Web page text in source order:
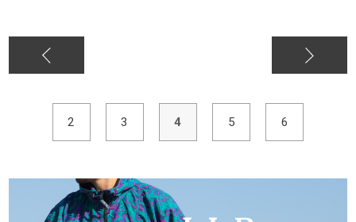
2 3 4 5 6